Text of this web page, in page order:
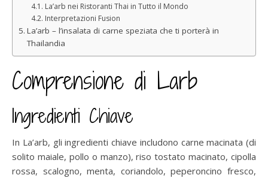
La’arb nei Ristoranti Thai in Tutto il Mondo
Interpretazioni Fusion
La’arb – l’insalata di carne speziata che ti porterà in
Thailandia
Comprensione di Larb
Ingredienti Chiave
In La’arb, gli ingredienti chiave includono carne macinata (di
solito maiale, pollo o manzo), riso tostato macinato, cipolla
rossa, scalogno, menta, coriandolo, peperoncino fresco,